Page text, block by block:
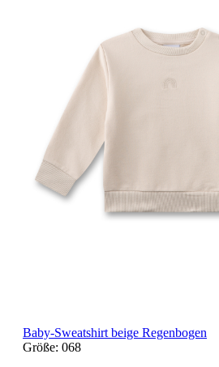
Baby-Sweatshirt beige Regenbogen
Größe: 068